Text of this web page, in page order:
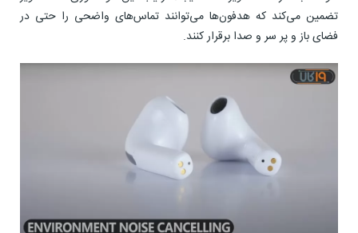
تضمین می‌کند که هدفون‌ها می‌توانند تماس‌های واضحی را حتی در
فضای باز و پر سر و صدا برقرار کنند.